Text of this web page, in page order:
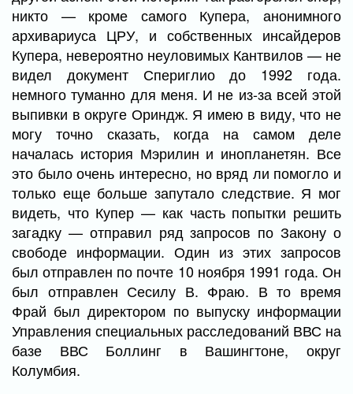
никто — кроме самого Купера, анонимного
архивариуса ЦРУ, и собственных инсайдеров
Купера, невероятно неуловимых Кантвилов — не
видел документ Спериглио до 1992 года.
немного туманно для меня. И не из-за всей этой
выпивки в округе Ориндж. Я имею в виду, что не
могу точно сказать, когда на самом деле
началась история Мэрилин и инопланетян. Все
это было очень интересно, но вряд ли помогло и
только еще больше запутало следствие. Я мог
видеть, что Купер — как часть попытки решить
загадку — отправил ряд запросов по Закону о
свободе информации. Один из этих запросов
был отправлен по почте 10 ноября 1991 года. Он
был отправлен Сесилу В. Фраю. В то время
Фрай был директором по выпуску информации
Управления специальных расследований ВВС на
базе ВВС Боллинг в Вашингтоне, округ
Колумбия.